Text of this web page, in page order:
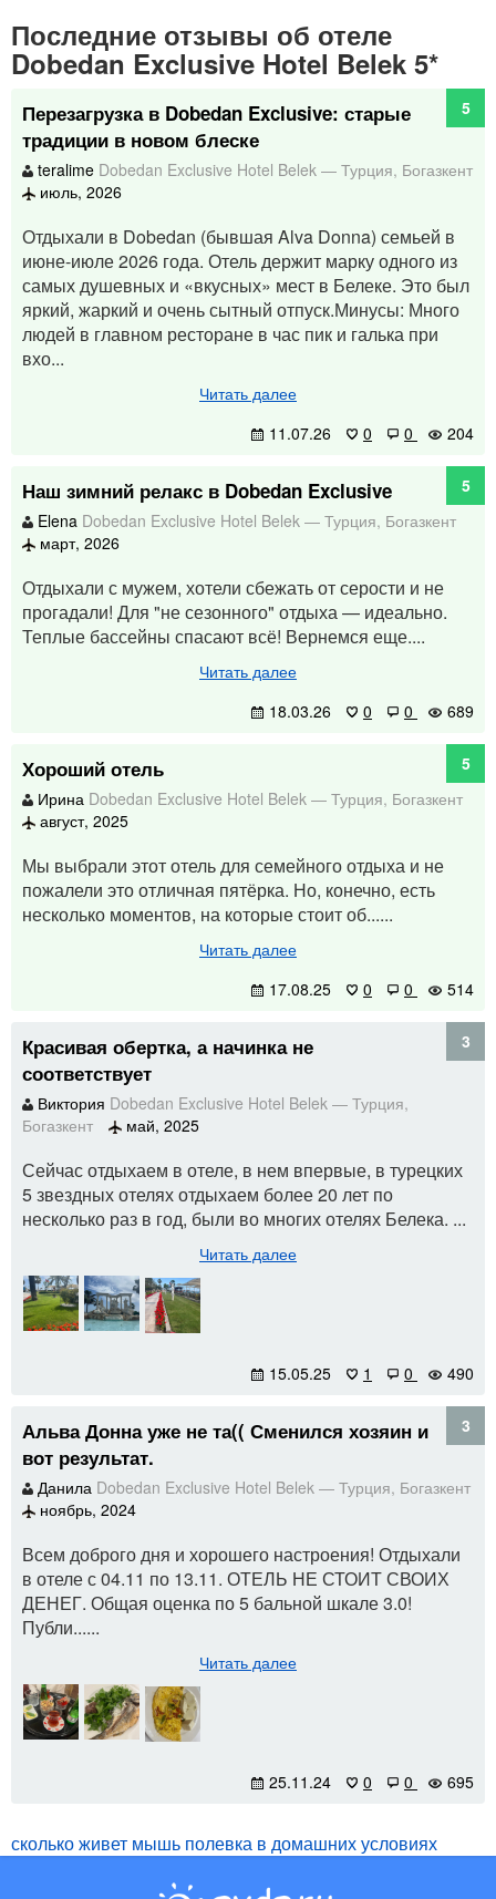
Последние отзывы об отеле
Dobedan Exclusive Hotel Belek 5*
Перезагрузка в Dobedan Exclusive: старые
традиции в новом блеске
5
teralime Dobedan Exclusive Hotel Belek — Турция, Богазкент
июль, 2026
Отдыхали в Dobedan (бывшая Alva Donna) семьей в
июне-июле 2026 года. Отель держит марку одного из
самых душевных и «вкусных» мест в Белеке. Это был
яркий, жаркий и очень сытный отпуск.Минусы: Много
людей в главном ресторане в час пик и галька при
вхо...
Читать далее
11.07.26
0 0 204
Наш зимний релакс в Dobedan Exclusive
5
Elena Dobedan Exclusive Hotel Belek — Турция, Богазкент
март, 2026
Отдыхали с мужем, хотели сбежать от серости и не
прогадали! Для "не сезонного" отдыха — идеально.
Теплые бассейны спасают всё! Вернемся еще....
Читать далее
18.03.26
0 0 689
Хороший отель
5
Ирина Dobedan Exclusive Hotel Belek — Турция, Богазкент
август, 2025
Мы выбрали этот отель для семейного отдыха и не
пожалели это отличная пятёрка. Но, конечно, есть
несколько моментов, на которые стоит об......
Читать далее
17.08.25
0 0 514
Красивая обертка, а начинка не
соответствует
3
Виктория Dobedan Exclusive Hotel Belek — Турция,
Богазкент
май, 2025
Сейчас отдыхаем в отеле, в нем впервые, в турецких
5 звездных отелях отдыхаем более 20 лет по
несколько раз в год, были во многих отелях Белека. ...
Читать далее
15.05.25 1 0 490
Альва Донна уже не та(( Сменился хозяин и
вот результат.
3
Данила Dobedan Exclusive Hotel Belek — Турция, Богазкент
ноябрь, 2024
Всем доброго дня и хорошего настроения! Отдыхали
в отеле с 04.11 по 13.11. ОТЕЛЬ НЕ СТОИТ СВОИХ
ДЕНЕГ. Общая оценка по 5 бальной шкале 3.0!
Публи......
Читать далее
25.11.24 0 0 695
сколько живет мышь полевка в домашних условиях